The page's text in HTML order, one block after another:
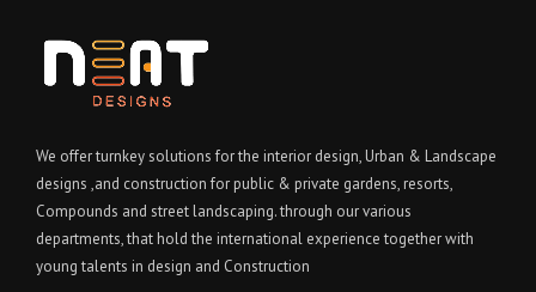
We offer turnkey solutions for the interior design, Urban & Landscape
designs ,and construction for public & private gardens, resorts,
Compounds and street landscaping. through our various
departments, that hold the international experience together with
young talents in design and Construction